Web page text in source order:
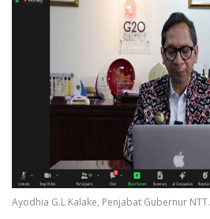
Ayodhia G.L Kalake, Penjabat Gubernur NTT.